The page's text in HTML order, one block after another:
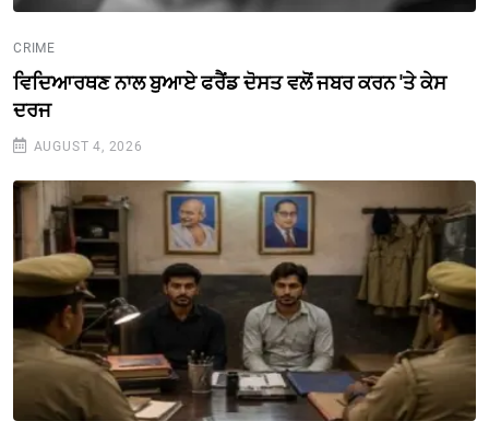
CRIME
ਵਿਦਿਆਰਥਣ ਨਾਲ ਬੁਆਏ ਫਰੈਂਡ ਦੋਸਤ ਵਲੋਂ ਜਬਰ ਕਰਨ 'ਤੇ ਕੇਸ
ਦਰਜ
AUGUST 4, 2026